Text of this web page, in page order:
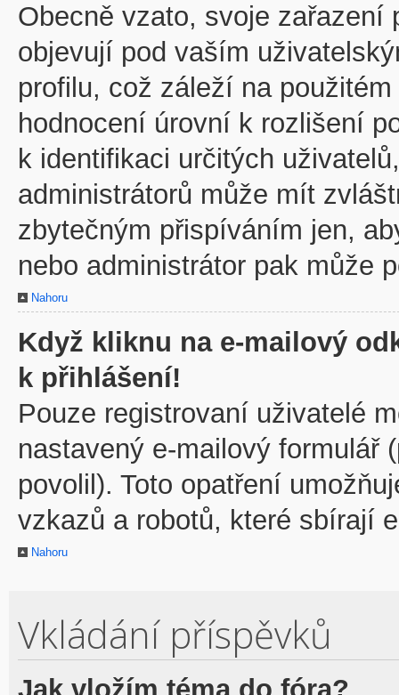
Obecně vzato, svoje zařazení
objevují pod vaším
profilu, což záleží na
hodnocení úrovní k rozlišení
k identifikaci určitých
administrátorů může mít
zbytečným přispíváním jen,
nebo administrátor pak může
Nahoru
Když kliknu na e-mailový
k přihlášení!
Pouze registrovaní uživatelé
nastavený e-mailový formulář
povolil). Toto opatření
vzkazů a robotů, které sbírají
Nahoru
Vkládání příspěvků